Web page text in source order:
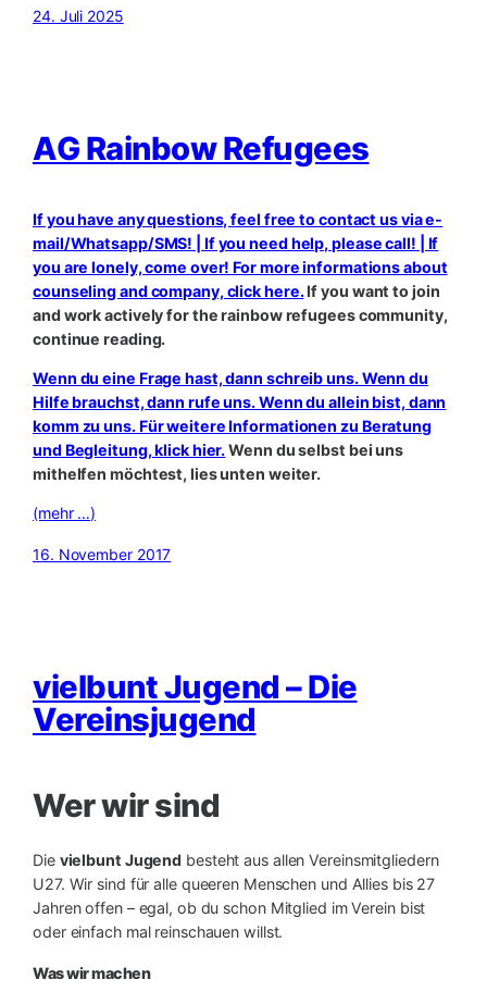
den
USA
und
Europa
24. Juli 2025
AG Rainbow Refugees
If you have any questions, feel free to contact us via e-
mail/Whatsapp/SMS! | If you need help, please call! | If
you are lonely, come over! For more informations about
counseling and company, click here.If you want to join
and work actively for the rainbow refugees community,
continue reading.
Wenn du eine Frage hast, dann schreib uns. Wenn du
Hilfe brauchst, dann rufe uns. Wenn du allein bist, dann
komm zu uns. Für weitere Informationen zu Beratung
und Begleitung, klick hier.Wenn du selbst bei uns
mithelfen möchtest, lies unten weiter.
(mehr …)
16. November 2017
vielbunt Jugend – Die
Vereinsjugend
Wer wir sind
Die vielbunt Jugend besteht aus allen Vereinsmitgliedern
U27. Wir sind für alle queeren Menschen und Allies bis 27
Jahren offen – egal, ob du schon Mitglied im Verein bist
oder einfach mal reinschauen willst.
Was wir machen